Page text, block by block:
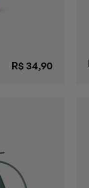
R$ 34,90